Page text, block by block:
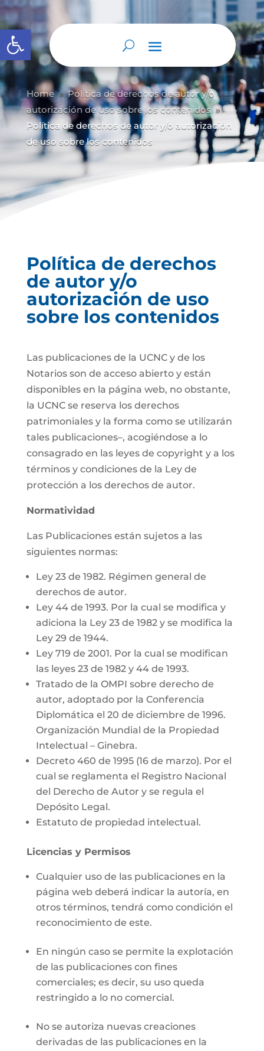
Abrir barra de herramientas
Home 9 Política de derechos de autor y/o
autorización de uso sobre los contenidos 9
Política de derechos de autor y/o autorización
de uso sobre los contenidos
Política de derechos
de autor y/o
autorización de uso
sobre los contenidos
Las publicaciones de la UCNC y de los
Notarios son de acceso abierto y están
disponibles en la página web, no obstante,
la UCNC se reserva los derechos
patrimoniales y la forma como se utilizarán
tales publicaciones–, acogiéndose a lo
consagrado en las leyes de copyright y a los
términos y condiciones de la Ley de
protección a los derechos de autor.
Normatividad
Las Publicaciones están sujetos a las
siguientes normas:
Ley 23 de 1982. Régimen general de
derechos de autor.
Ley 44 de 1993. Por la cual se modifica y
adiciona la Ley 23 de 1982 y se modifica la
Ley 29 de 1944.
Ley 719 de 2001. Por la cual se modifican
las leyes 23 de 1982 y 44 de 1993.
Tratado de la OMPI sobre derecho de
autor, adoptado por la Conferencia
Diplomática el 20 de diciembre de 1996.
Organización Mundial de la Propiedad
Intelectual – Ginebra.
Decreto 460 de 1995 (16 de marzo). Por el
cual se reglamenta el Registro Nacional
del Derecho de Autor y se regula el
Depósito Legal.
Estatuto de propiedad intelectual.
Licencias y Permisos
Cualquier uso de las publicaciones en la
página web deberá indicar la autoría, en
otros términos, tendrá como condición el
reconocimiento de este.
En ningún caso se permite la explotación
de las publicaciones con fines
comerciales; es decir, su uso queda
restringido a lo no comercial.
No se autoriza nuevas creaciones
derivadas de las publicaciones en la